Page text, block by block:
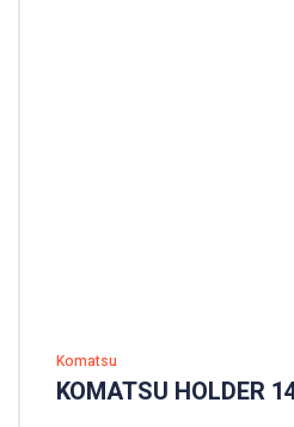
Komatsu
KOMATSU HOLDER